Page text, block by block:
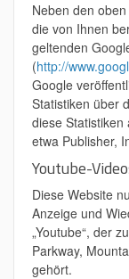
Neben den
die von Ihnen
geltenden
(http://
Google
Statistiken über
diese
etwa Publisher,
Youtube-
Diese Website
Anzeige und
„Youtube“, der
Parkway,
gehört.